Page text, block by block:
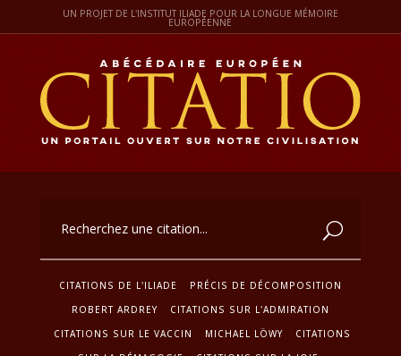
UN PROJET DE L'INSTITUT ILIADE POUR LA LONGUE MÉMOIRE
EUROPÉENNE
CITATIONS DE L'ILIADE
PRÉCIS DE DÉCOMPOSITION
ROBERT ARDREY
CITATIONS SUR L'ADMIRATION
CITATIONS SUR LE VACCIN
MICHAEL LÖWY
CITATIONS